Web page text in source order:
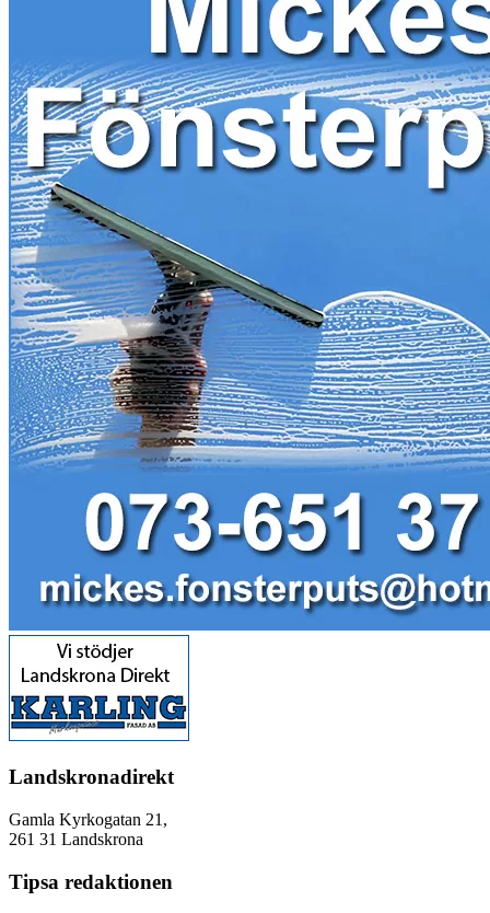
Landskronadirekt
Gamla Kyrkogatan 21,
261 31 Landskrona
Tipsa redaktionen